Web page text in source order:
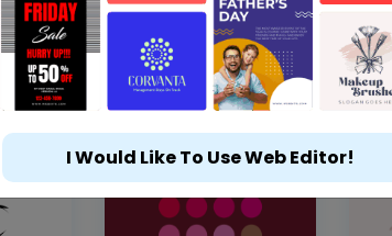
I Would Like To Use Web Editor!